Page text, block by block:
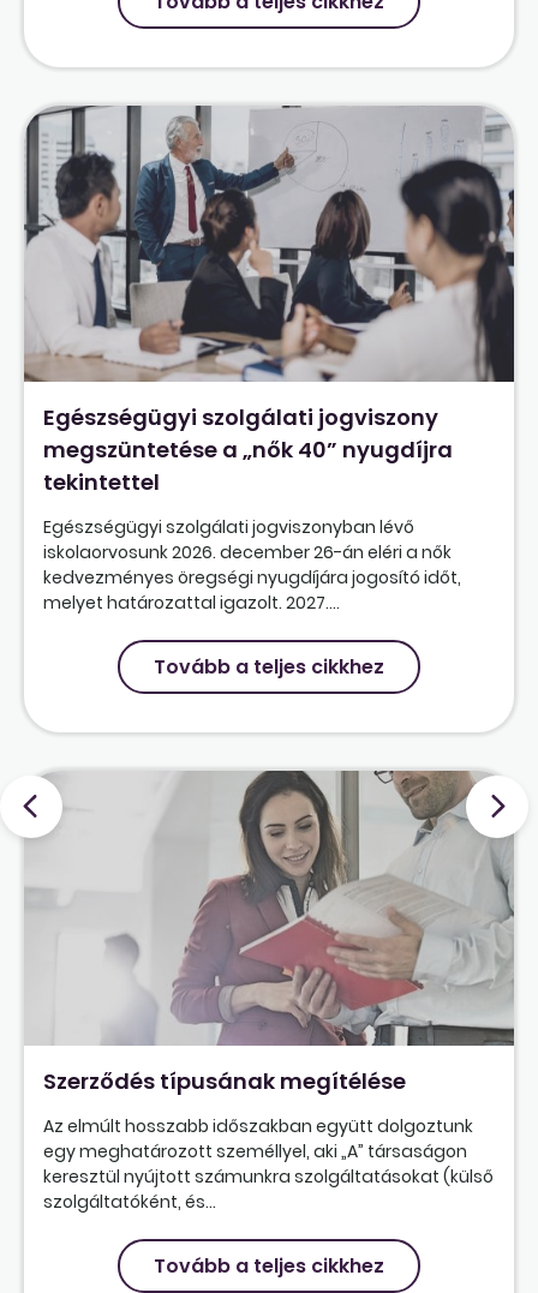
Egészségügyi szolgálati jogviszony
megszüntetése a „nők 40” nyugdíjra
tekintettel
Egészségügyi szolgálati jogviszonyban lévő
iskolaorvosunk 2026. december 26-án eléri a nők
kedvezményes öregségi nyugdíjára jogosító időt,
melyet határozattal igazolt. 2027....
Tovább a teljes cikkhez
Szerződés típusának megítélése
Az elmúlt hosszabb időszakban együtt dolgoztunk
egy meghatározott személlyel, aki „A” társaságon
keresztül nyújtott számunkra szolgáltatásokat (külső
szolgáltatóként, és...
Tovább a teljes cikkhez